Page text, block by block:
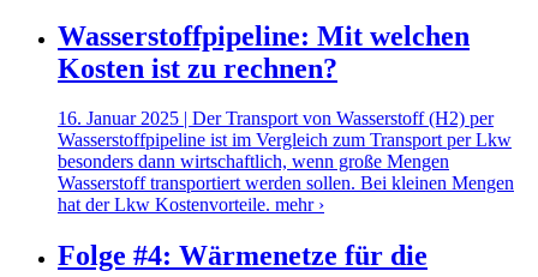
Wasserstoffpipeline: Mit welchen
Kosten ist zu rechnen?
16. Januar 2025 | Der Transport von Wasserstoff (H2) per
Wasserstoffpipeline ist im Vergleich zum Transport per Lkw
besonders dann wirtschaftlich, wenn große Mengen
Wasserstoff transportiert werden sollen. Bei kleinen Mengen
hat der Lkw Kostenvorteile. mehr ›
Folge #4: Wärmenetze für die